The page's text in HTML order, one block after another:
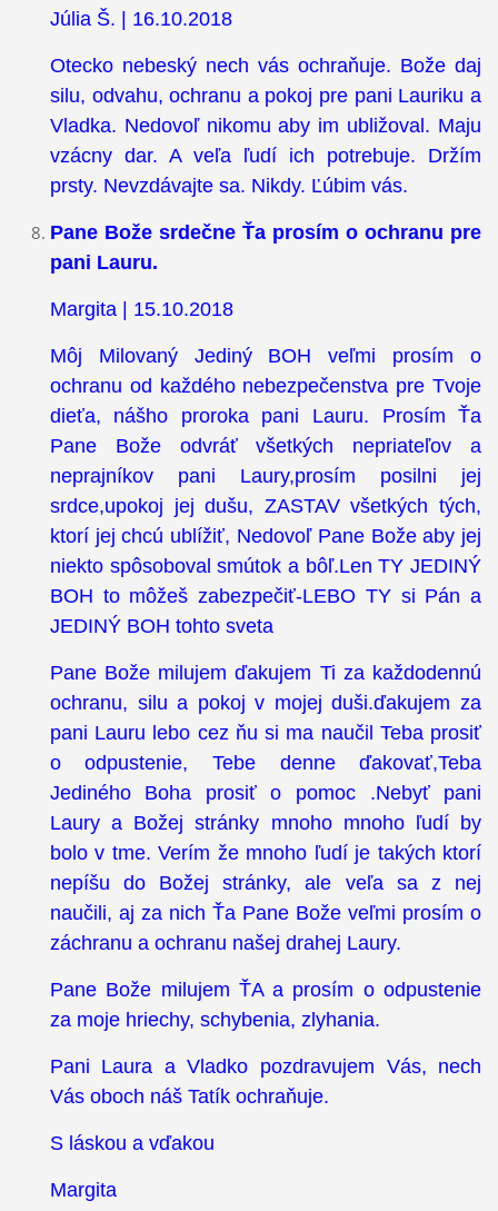
Júlia Š. | 16.10.2018
Otecko nebeský nech vás ochraňuje. Bože daj
silu, odvahu, ochranu a pokoj pre pani Lauriku a
Vladka. Nedovoľ nikomu aby im ubližoval. Maju
vzácny dar. A veľa ľudí ich potrebuje. Držím
prsty. Nevzdávajte sa. Nikdy. Ľúbim vás.
Pane Bože srdečne Ťa prosím o ochranu pre
pani Lauru.
Margita | 15.10.2018
Môj Milovaný Jediný BOH veľmi prosím o
ochranu od každého nebezpečenstva pre Tvoje
dieťa, nášho proroka pani Lauru. Prosím Ťa
Pane Bože odvráť všetkých nepriateľov a
neprajníkov pani Laury,prosím posilni jej
srdce,upokoj jej dušu, ZASTAV všetkých tých,
ktorí jej chcú ublížiť, Nedovoľ Pane Bože aby jej
niekto spôsoboval smútok a bôľ.Len TY JEDINÝ
BOH to môžeš zabezpečiť-LEBO TY si Pán a
JEDINÝ BOH tohto sveta
Pane Bože milujem ďakujem Ti za každodennú
ochranu, silu a pokoj v mojej duši.ďakujem za
pani Lauru lebo cez ňu si ma naučil Teba prosiť
o odpustenie, Tebe denne ďakovať,Teba
Jediného Boha prosiť o pomoc .Nebyť pani
Laury a Božej stránky mnoho mnoho ľudí by
bolo v tme. Verím že mnoho ľudí je takých ktorí
nepíšu do Božej stránky, ale veľa sa z nej
naučili, aj za nich Ťa Pane Bože veľmi prosím o
záchranu a ochranu našej drahej Laury.
Pane Bože milujem ŤA a prosím o odpustenie
za moje hriechy, schybenia, zlyhania.
Pani Laura a Vladko pozdravujem Vás, nech
Vás oboch náš Tatík ochraňuje.
S láskou a vďakou
Margita